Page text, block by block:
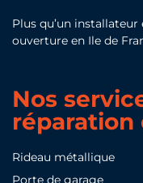
Plus qu’un
ouverture en Ile de
Nos
Rideau métallique
Porte de garage